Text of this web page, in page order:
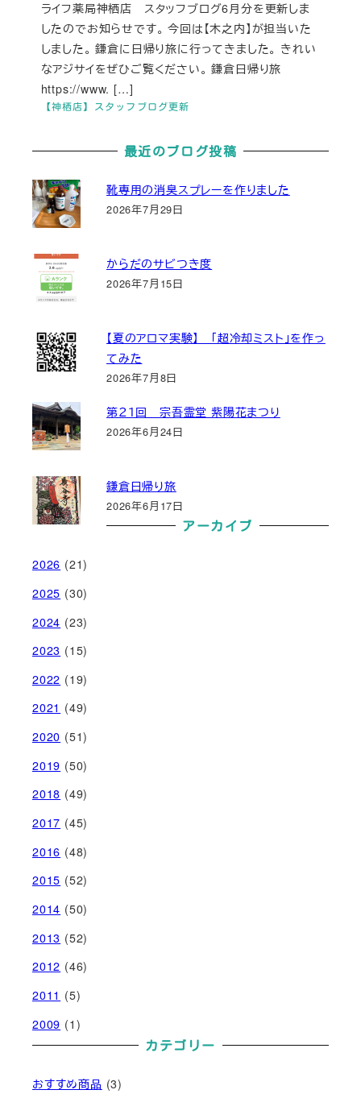
【神栖店】スタッフブログ更新
ライフ薬局神栖店 スタッフブログ6月分を更新しま
したのでお知らせです。 今回は【木之内】が担当いた
しました。 鎌倉に日帰り旅に行ってきました。 きれい
なアジサイをぜひご覧ください。 鎌倉日帰り旅
https://www. […]
最近のブログ投稿
靴専用の消臭スプレーを作りました
2026年7月29日
からだのサビつき度
2026年7月15日
【夏のアロマ実験】 「超冷却ミスト」を作っ
てみた
2026年7月8日
第２１回 宗吾霊堂 紫陽花まつり
2026年6月24日
鎌倉日帰り旅
2026年6月17日
アーカイブ
2026 (21)
2025 (30)
2024 (23)
2023 (15)
2022 (19)
2021 (49)
2020 (51)
2019 (50)
2018 (49)
2017 (45)
2016 (48)
2015 (52)
2014 (50)
2013 (52)
2012 (46)
2011 (5)
2009 (1)
カテゴリー
おすすめ商品 (3)